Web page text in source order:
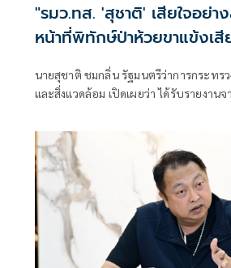
"รมว.ทส. 'สุชาติ' เสียใจอย่า
หน้าที่พิทักษ์ป่าห้วยขาแข้งเสี
ถูกสัตว์ป่าทำร้าย สั่งดูแลครอ
พร้อมยกระดับมาตรการควา
นายสุชาติ ชมกลิ่น รัฐมนตรีว่าการกระทร
และสิ่งแวดล้อม เปิดเผยว่า ได้รับรายงานจ
ยศักรินทร์ วิชาจารย์ พนักงานราชการ สัง
ป่าห้วยขาแข้ง เสียชีวิตจากเหตุถูกสัตว์ป่า
หน้าที่ในพื้นที่ เมื่อช่วงเช้าวันนี้